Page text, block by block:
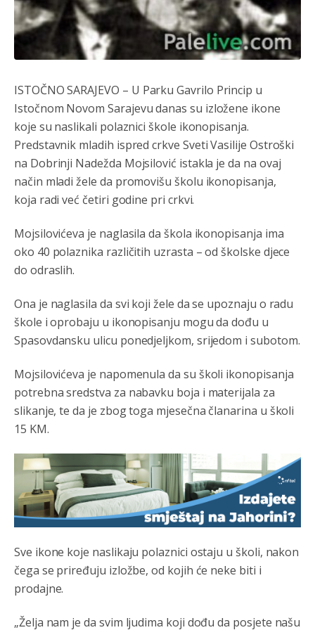
ISTOČNO SARAJEVO – U Parku Gavrilo Princip u
Istočnom Novom Sarajevu danas su izložene ikone
koje su naslikali polaznici škole ikonopisanja.
Predstavnik mladih ispred crkve Sveti Vasilije Ostroški
na Dobrinji Nadežda Mojsilović istakla je da na ovaj
način mladi žele da promovišu školu ikonopisanja,
koja radi već četiri godine pri crkvi.
Mojsilovićeva je naglasila da škola ikonopisanja ima
oko 40 polaznika različitih uzrasta – od školske djece
do odraslih.
Ona je naglasila da svi koji žele da se upoznaju o radu
škole i oprobaju u ikonopisanju mogu da dođu u
Spasovdansku ulicu ponedjeljkom, srijedom i subotom.
Mojsilovićeva je napomenula da su školi ikonopisanja
potrebna sredstva za nabavku boja i materijala za
slikanje, te da je zbog toga mjesečna članarina u školi
15 KM.
Sve ikone koje naslikaju polaznici ostaju u školi, nakon
čega se priređuju izložbe, od kojih će neke biti i
prodajne.
„Želja nam je da svim ljudima koji dođu da posjete našu
Војска Србије се враћа на Косово и Метохију.
Анонимно2806721 јуче
Анонимно2807323 јуче 9:51
Vise je Republika SRPSKA drzava nego Kosovo. Sa
Kosova se Srbi mogu i lijecit i skolovat i glasat u Srbij. A
niko sa 23 posto federacije to ne moze u Republici
Srpskoj. Zato zivjela REPUBLIKA SRPSKA
Анонимно2807441
10:21
Анонимно2807447 јуче 10:21
Откуд онолико увече арапа по Палама са комплет
Анонимно2807441 јуче 10:22
накотило се
Техеран и нинџе по Палама
Анонимно2806721 јуче 11:21
arapa po Palama i Jahorini,ostavljaju vam pare a vi se
smeškate .Da ne bi možda da vam šalju poštom a da ne
dolaze? Kurko
Анонимно2807791 јуче
11:39
БиХ није гласала да је тзв.Косово држава. Лупаш ко к у
Анонимно2807895 јуче 12:16
Dobro zboris 791,ovaj721 dok nije bilo interneta,samo